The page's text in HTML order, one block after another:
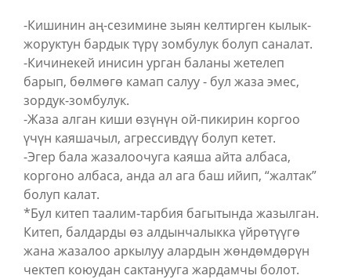
-Кишинин аң-сезимине зыян келтирген кылык-
жоруктун бардык түрү зомбулук болуп саналат.
-Кичинекей инисин урган баланы жетелеп
барып, бөлмөгө камап салуу - бул жаза эмес,
зордук-зомбулук.
-Жаза алган киши өзүнүн ой-пикирин коргоо
үчүн каяшачыл, агрессивдүү болуп кетет.
-Эгер бала жазалоочуга каяша айта албаса,
коргоно албаса, анда ал ага баш ийип, “жалтак”
болуп калат.
*Бул китеп таалим-тарбия багытында жазылган.
Китеп, балдарды өз алдынчалыкка үйрөтүүгө
жана жазалоо аркылуу алардын жөндөмдөрүн
чектеп коюудан сактанууга жардамчы болот.